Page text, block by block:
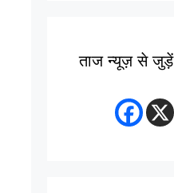
ताज न्यूज़ से जुड़ें